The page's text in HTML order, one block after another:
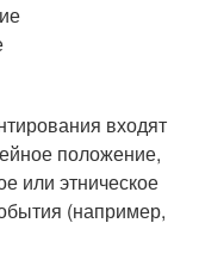
входят
положение,
или этническое
(например,